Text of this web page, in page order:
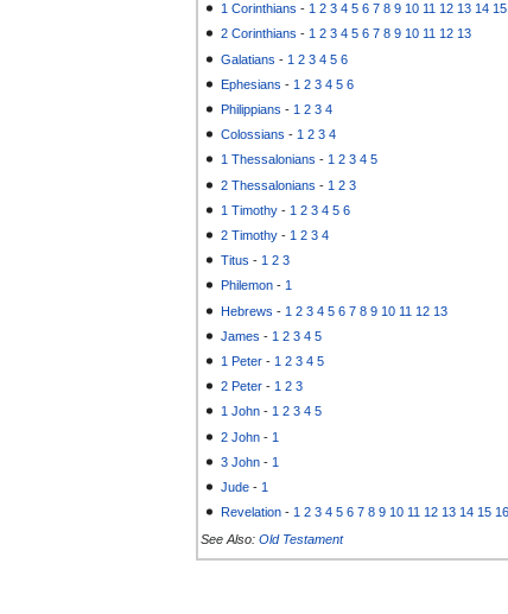
1 Corinthians - 1 2 3 4 5 6 7 8 9 10 11 12 13 14 15
2 Corinthians -1 2 3 4 5 6 7 8 9 10 11 12 13
Galatians - 1 2 3 4 5 6
Ephesians - 1 2 3 4 5 6
Philippians - 1 2 3 4
Colossians - 1 2 3 4
1 Thessalonians -1 2 3 4 5
2 Thessalonians - 1 2 3
1 Timothy - 1 2 3 4 5 6
2 Timothy - 1 2 3 4
Titus - 1 2 3
Philemon -1
Hebrews - 1 2 3 4 5 6 7 8 9 10 11 12 13
James - 1 2 3 4 5
1 Peter - 1 2 3 4 5
2 Peter - 1 2 3
1 John -1 2 3 4 5
2 John - 1
3 John - 1
Jude - 1
Revelation - 1 2 3 4 5 6 7 8 9 10 11 12 13 14 15 16
See Also: Old Testament